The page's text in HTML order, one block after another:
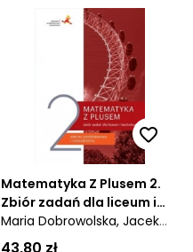
Matematyka Z Plusem 2.
Zbiór zadań dla liceum i
technikum. Zakres
podstawowy i rozszerzony
Maria Dobrowolska, Jacek
Lech,Marcin Karpiński,